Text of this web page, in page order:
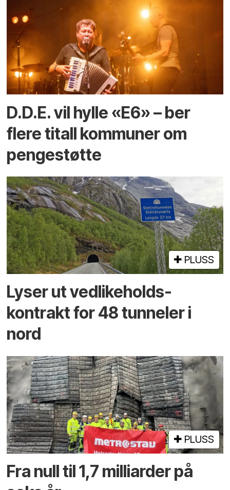
D.D.E. vil hylle «E6» – ber
flere titall kommuner om
pengestøtte
PLUSS
Lyser ut vedlikeholds­
kontrakt for 48 tunneler i
nord
PLUSS
Fra null til 1,7 milliarder på